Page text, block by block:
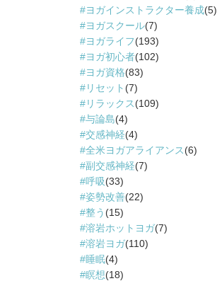
ヨガインストラクター養成(5)
ヨガスクール(7)
ヨガライフ(193)
ヨガ初心者(102)
ヨガ資格(83)
リセット (7)
リラックス(109)
与論島(4)
交感神経(4)
全米ヨガアライアンス(6)
副交感神経(7)
呼吸(33)
姿勢改善(22)
整う (15)
溶岩ホットヨガ(7)
溶岩ヨガ(110)
睡眠(4)
瞑想(18)